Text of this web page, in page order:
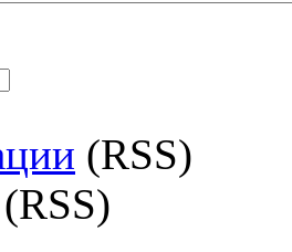
(RSS)
(RSS)